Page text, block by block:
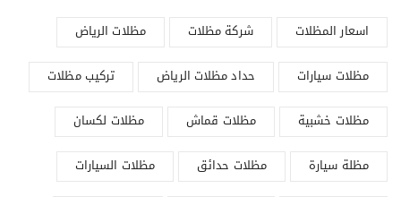
مظلات الرياض شركة مظلات
اسعار المظلات
تركيب مظلات
حداد مظلات الرياض
مظلات سيارات
مظلات لكسان
مظلات قماش
مظلات خشبية
مظلات السيارات
مظلات حدائق
مظلة سيارة